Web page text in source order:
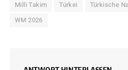
Milli Takim Türkei Türkische
WM 2026